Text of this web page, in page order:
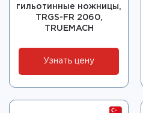
гильотинные ножницы,
TRGS-FR 2060,
TRUEMACH
Узнать цену